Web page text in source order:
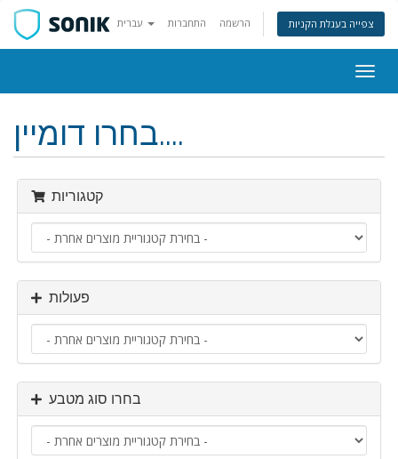
התחברות הרשמה צפייה בעגלת הקניות
ניווט
בחרו דומיין....
קטגוריות
פעולות
בחרו סוג מטבע